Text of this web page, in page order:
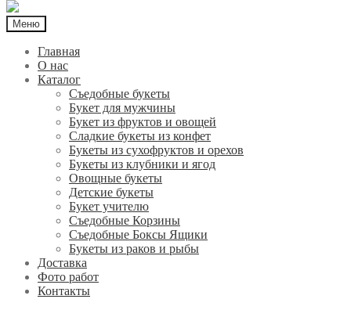
Меню
Главная
О нас
Каталог
Съедобные букеты
Букет для мужчины
Букет из фруктов и овощей
Сладкие букеты из конфет
Букеты из сухофруктов и орехов
Букеты из клубники и ягод
Овощные букеты
Детские букеты
Букет учителю
Съедобные Корзины
Съедобные Боксы Ящики
Букеты из раков и рыбы
Доставка
Фото работ
Контакты